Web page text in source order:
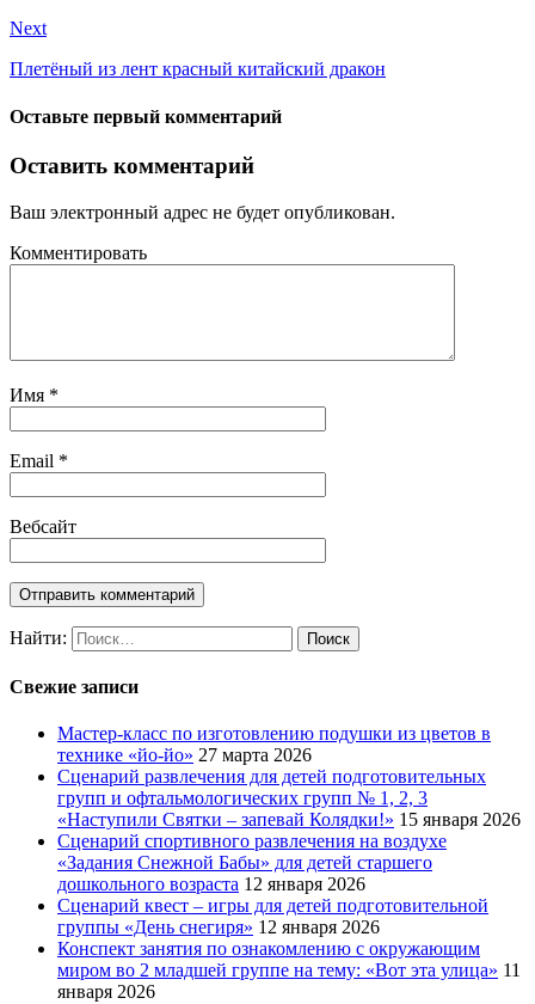
Next
Плетёный из лент красный китайский дракон
Оставьте первый комментарий
Оставить комментарий
Ваш электронный адрес не будет опубликован.
Комментировать
Имя *
Email *
Вебсайт
Найти:
Свежие записи
Мастер-класс по изготовлению подушки из цветов в
технике «йо-йо» 27 марта 2026
Сценарий развлечения для детей подготовительных
групп и офтальмологических групп № 1, 2, 3
«Наступили Святки – запевай Колядки!» 15 января 2026
Сценарий спортивного развлечения на воздухе
«Задания Снежной Бабы» для детей старшего
дошкольного возраста 12 января 2026
Сценарий квест – игры для детей подготовительной
группы «День снегиря» 12 января 2026
Конспект занятия по ознакомлению с окружающим
миром во 2 младшей группе на тему: «Вот эта улица» 11
января 2026